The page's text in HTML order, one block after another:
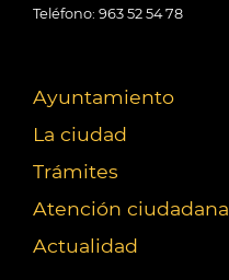
Teléfono: 963 52 54 78
Ayuntamiento
La ciudad
Trámites
Atención ciudadana
Actualidad